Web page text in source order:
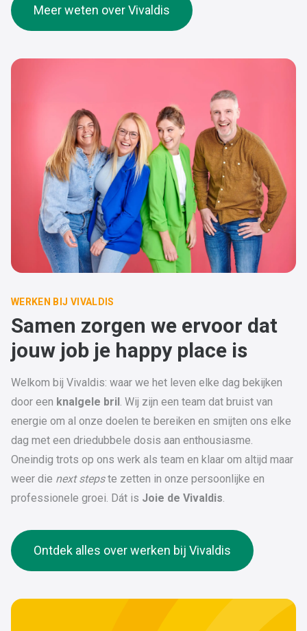
Meer weten over Vivaldis
WERKEN BIJ VIVALDIS
Samen zorgen we ervoor dat
jouw job je happy place is
Welkom bij Vivaldis: waar we het leven elke dag bekijken
door een knalgele bril . Wij zijn een team dat bruist van
energie om al onze doelen te bereiken en smijten ons elke
dag met een driedubbele dosis aan enthousiasme.
Oneindig trots op ons werk als team en klaar om altijd maar
weer die next stepste zetten in onze persoonlijke en
professionele groei. Dát is Joie de Vivaldis.
Ontdek alles over werken bij Vivaldis